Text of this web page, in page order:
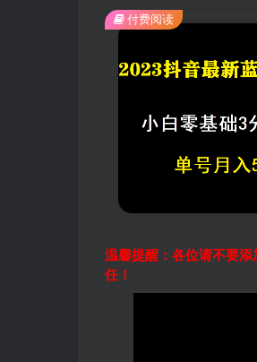
付费阅读
温馨提醒：各位请不要
任！